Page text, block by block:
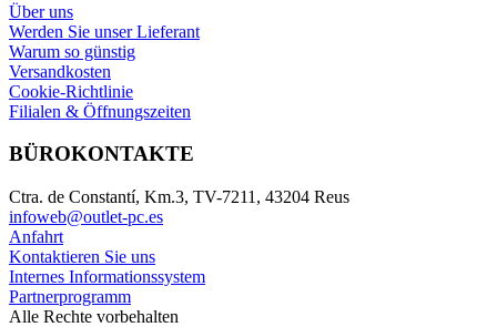
Über uns
Werden Sie unser Lieferant
Warum so günstig
Versandkosten
Cookie-Richtlinie
Filialen & Öffnungszeiten
BÜROKONTAKTE
Ctra. de Constantí, Km.3, TV-7211, 43204 Reus
infoweb@outlet-pc.es
Anfahrt
Kontaktieren Sie uns
Internes Informationssystem
Partnerprogramm
Alle Rechte vorbehalten